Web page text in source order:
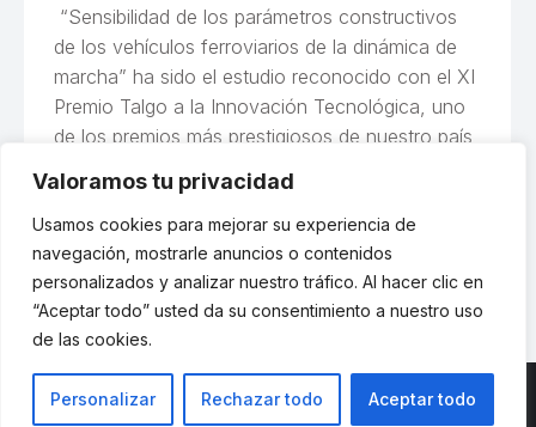
Valoramos tu privacidad
Usamos cookies para mejorar su experiencia de
navegación, mostrarle anuncios o contenidos
personalizados y analizar nuestro tráfico. Al hacer clic en
“Aceptar todo” usted da su consentimiento a nuestro uso
de las cookies.
Personalizar Rechazar todo Aceptar todo
“Sensibilidad de los parámetros constructivos
de los vehículos ferroviarios de la dinámica de
marcha” ha sido el estudio reconocido con el XI
Premio Talgo a la Innovación Tecnológica, uno
de los premios más prestigiosos de nuestro país
ferroviario. El equipo de investigación premiado,
dirigido por Berta Suárez Esteban,…